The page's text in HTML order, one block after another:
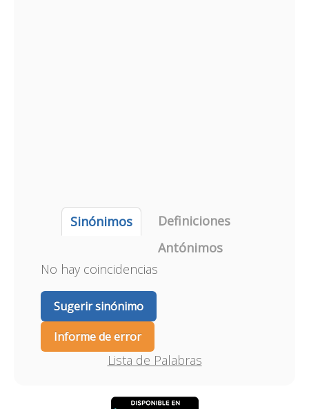
Sinónimos
Definiciones
Antónimos
No hay coincidencias
Sugerir sinónimo
Informe de error
Lista de Palabras